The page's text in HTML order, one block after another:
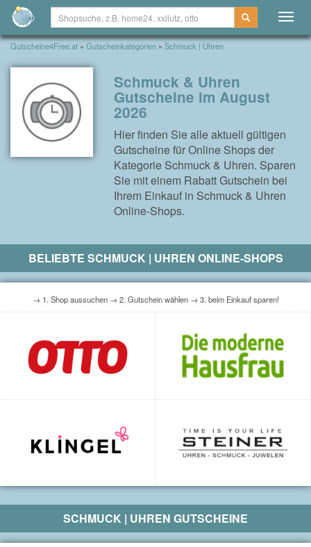
Gutscheine4Free.at » Gutscheinkategorien » Schmuck | Uhren
Schmuck & Uhren
Gutscheine im August
2026
Hier finden Sie alle aktuell gültigen
Gutscheine für Online Shops der
Kategorie Schmuck & Uhren. Sparen
Sie mit einem Rabatt Gutschein bei
Ihrem Einkauf in Schmuck & Uhren
Online-Shops.
BELIEBTE SCHMUCK | UHREN ONLINE-SHOPS
→ 1. Shop aussuchen → 2. Gutschein wählen → 3. beim Einkauf sparen!
SCHMUCK | UHREN GUTSCHEINE